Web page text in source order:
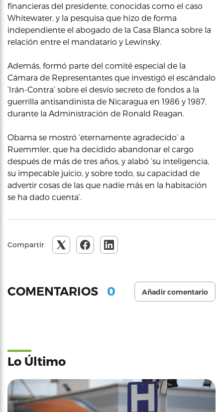
financieras del presidente, conocidas como el caso
Whitewater, y la pesquisa que hizo de forma
independiente el abogado de la Casa Blanca sobre la
relación entre el mandatario y Lewinsky.
Además, formó parte del comité especial de la
Cámara de Representantes que investigó el escándalo
‘Irán-Contra’ sobre el desvío secreto de fondos a la
guerrilla antisandinista de Nicaragua en 1986 y 1987,
durante la Administración de Ronald Reagan.
Obama se mostró ‘eternamente agradecido’ a
Ruemmler, que ha decidido abandonar el cargo
después de más de tres años, y alabó ‘su inteligencia,
su impecable juicio, y sobre todo, su capacidad de
advertir cosas de las que nadie más en la habitación
se ha dado cuenta’.
Compartir
COMENTARIOS 0 Añadir comentario
Lo Último